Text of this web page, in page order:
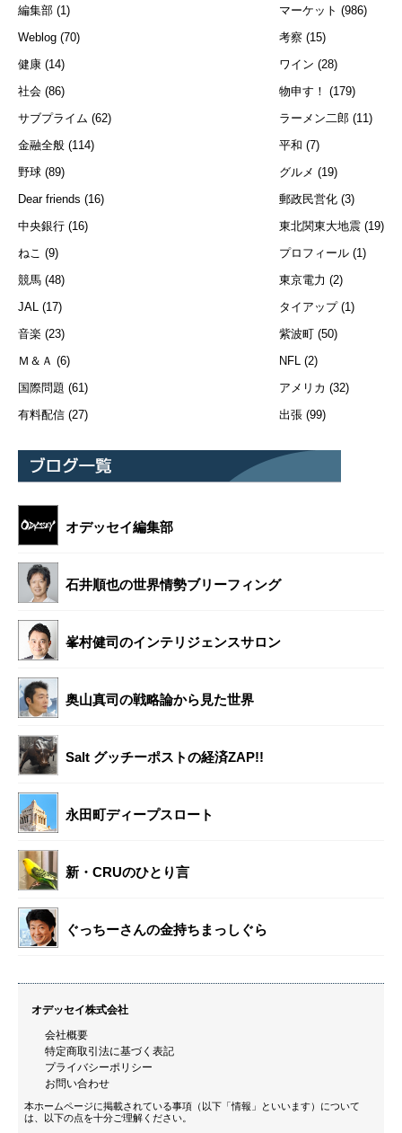
編集部 (1)
Weblog (70)
健康 (14)
社会 (86)
サブプライム (62)
金融全般 (114)
野球 (89)
Dear friends (16)
中央銀行 (16)
ねこ (9)
競馬 (48)
JAL (17)
音楽 (23)
Ｍ＆Ａ (6)
国際問題 (61)
有料配信 (27)
マーケット (986)
考察 (15)
ワイン (28)
物申す！ (179)
ラーメン二郎 (11)
平和 (7)
グルメ (19)
郵政民営化 (3)
東北関東大地震 (19)
プロフィール (1)
東京電力 (2)
タイアップ(1)
紫波町 (50)
NFL (2)
アメリカ (32)
出張 (99)
オデッセイ編集部
石井順也の世界情勢ブリーフィング
峯村健司のインテリジェンスサロン
奥山真司の戦略論から見た世界
Salt グッチーポストの経済ZAP!!
永田町ディープスロート
新・CRUのひとり言
ぐっちーさんの金持ちまっしぐら
オデッセイ株式会社
会社概要
特定商取引法に基づく表記
プライバシーポリシー
お問い合わせ
本ホームページに掲載されている事項（以下「情報」といいます）について
は、以下の点を十分ご理解ください。